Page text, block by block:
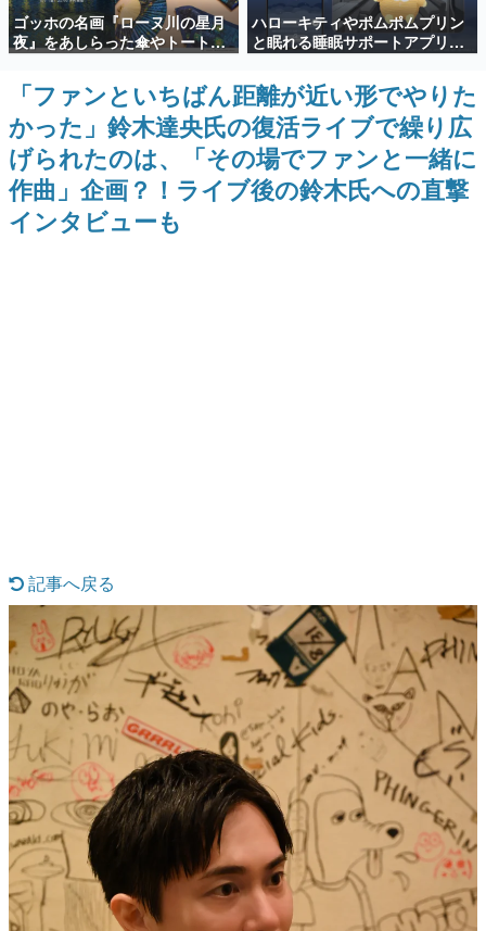
新世代に訊く
これからのデジタルゲーム市場を担う若きクリエイター達
の姿を追い、彼らのルーツと情熱を探っていきます。
ゲーム世代の作家たち
ゲームに多大な影響を受けた作家さんに取材し、ゲームが
日本のコンテンツ産業やカルチャーに与えた影響を探る企
画です。
日本モバイルゲーム産業史
日本のモバイルゲーム史における主要なトピック・タイト
ルを網羅するほか、開発者へのインタビューや識者による
解説を掲載。約20年の歴史が一望できる決定版！
特集記事
マンガ
女性向け
アプリレビュー
その他
電ファミニコゲーマーとは？
運営：株式会社マレ
ゴッホの名画『ローヌ川の星月
夜』をあしらった傘やトートバ
ッグなどが登場。8月7日21時よ
り2日間限定で予約販売
ハローキティやポムポムプリン
と眠れる睡眠サポートアプリ
『ゆめたび』が配信中。キャラ
ごとのASMRや目覚ましアラー
ムも搭載
「ファンといちばん距離が近い形でやりた
かった」鈴木達央氏の復活ライブで繰り広
げられたのは、「その場でファンと一緒に
作曲」企画？！ライブ後の鈴木氏への直撃
インタビューも
記事へ戻る